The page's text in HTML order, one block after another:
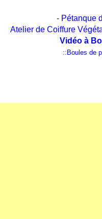
- Pétanque
Atelier de Coiffure
Vidéo à
:: Boules de